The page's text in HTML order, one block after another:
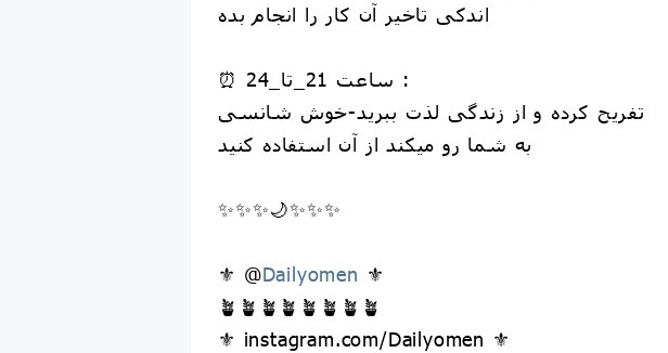
اندکی تاخیر آن کار را انجام بده
⏰ ساعت 21_تا_24 :
تفریح کرده و از زندگی لذت ببرید-خوش شانسی
به شما رو میکند از آن استفاده کنید
✨✨✨🌙✨✨✨
⚜ @Dailyomen ⚜
🪴🪴🪴🪴🪴🪴🪴🪴
⚜ instagram.com/Dailyomen ⚜